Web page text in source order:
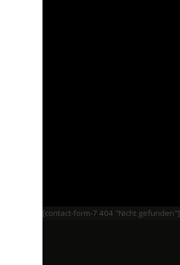
[contact-form-7 404 "Nicht gefunden"]